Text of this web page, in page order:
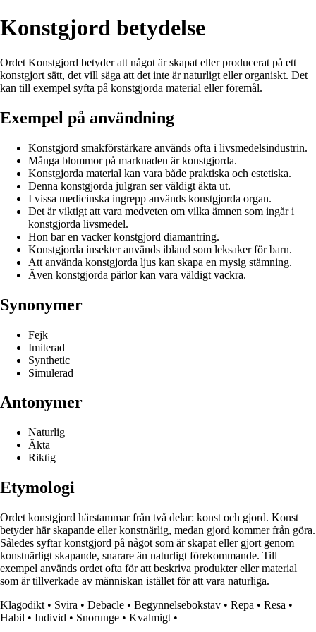
Konstgjord betydelse
Ordet Konstgjord betyder att något är skapat eller producerat på ett
konstgjort sätt, det vill säga att det inte är naturligt eller organiskt. Det
kan till exempel syfta på konstgjorda material eller föremål.
Exempel på användning
Konstgjord smakförstärkare används ofta i livsmedelsindustrin.
Många blommor på marknaden är konstgjorda.
Konstgjorda material kan vara både praktiska och estetiska.
Denna konstgjorda julgran ser väldigt äkta ut.
I vissa medicinska ingrepp används konstgjorda organ.
Det är viktigt att vara medveten om vilka ämnen som ingår i
konstgjorda livsmedel.
Hon bar en vacker konstgjord diamantring.
Konstgjorda insekter används ibland som leksaker för barn.
Att använda konstgjorda ljus kan skapa en mysig stämning.
Även konstgjorda pärlor kan vara väldigt vackra.
Synonymer
Fejk
Imiterad
Synthetic
Simulerad
Antonymer
Naturlig
Äkta
Riktig
Etymologi
Ordet konstgjord härstammar från två delar: konst och gjord. Konst
betyder här skapande eller konstnärlig, medan gjord kommer från göra.
Således syftar konstgjord på något som är skapat eller gjort genom
konstnärligt skapande, snarare än naturligt förekommande. Till
exempel används ordet ofta för att beskriva produkter eller material
som är tillverkade av människan istället för att vara naturliga.
Klagodikt • Svira • Debacle • Begynnelsebokstav • Repa • Resa •
Habil • Individ • Snorunge • Kvalmigt •